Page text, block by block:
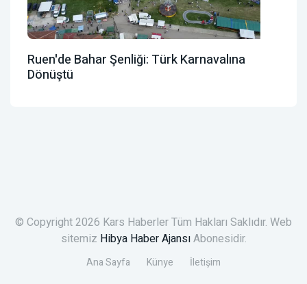
Ruen'de Bahar Şenliği: Türk Karnavalına
Dönüştü
© Copyright 2026 Kars Haberler Tüm Hakları Saklıdır. Web
sitemiz Hibya Haber AjansıAbonesidir.
Ana Sayfa Künye İletişim